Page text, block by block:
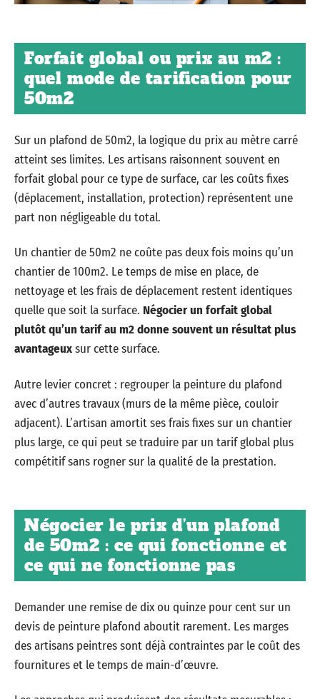
Forfait global ou prix au m2 :
quel mode de tarification pour
50m2
Sur un plafond de 50m2, la logique du prix au mètre carré
atteint ses limites. Les artisans raisonnent souvent en
forfait global pour ce type de surface, car les coûts fixes
(déplacement, installation, protection) représentent une
part non négligeable du total.
Un chantier de 50m2 ne coûte pas deux fois moins qu’un
chantier de 100m2. Le temps de mise en place, de
nettoyage et les frais de déplacement restent identiques
quelle que soit la surface. Négocier un forfait global
plutôt qu’un tarif au m2 donne souvent un résultat plus
avantageuxsur cette surface.
Autre levier concret : regrouper la peinture du plafond
avec d’autres travaux (murs de la même pièce, couloir
adjacent). L’artisan amortit ses frais fixes sur un chantier
plus large, ce qui peut se traduire par un tarif global plus
compétitif sans rogner sur la qualité de la prestation.
Négocier le prix d’un plafond
de 50m2 : ce qui fonctionne et
ce qui ne fonctionne pas
Demander une remise de dix ou quinze pour cent sur un
devis de peinture plafond aboutit rarement. Les marges
des artisans peintres sont déjà contraintes par le coût des
fournitures et le temps de main-d’œuvre.